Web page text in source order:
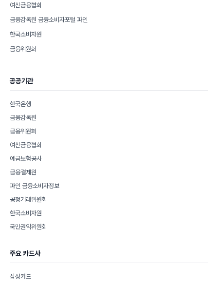
여신금융협회
금융감독원 금융소비자포털 파인
한국소비자원
금융위원회
공공기관
한국은행
금융감독원
금융위원회
여신금융협회
예금보험공사
금융결제원
파인 금융소비자정보
공정거래위원회
한국소비자원
국민권익위원회
주요 카드사
삼성카드